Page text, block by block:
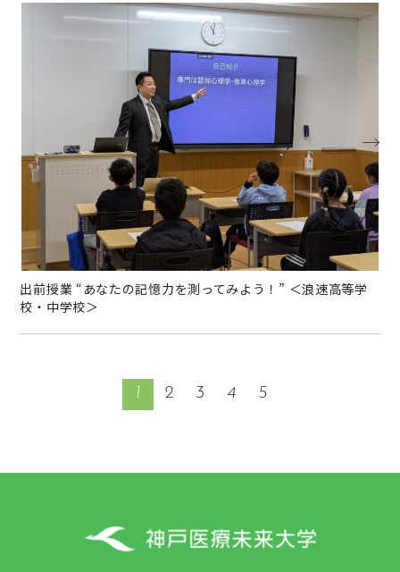
出前授業 “あなたの記憶力を測ってみよう！” ＜浪速高等学
校・中学校＞
→
1 2 3 4 5